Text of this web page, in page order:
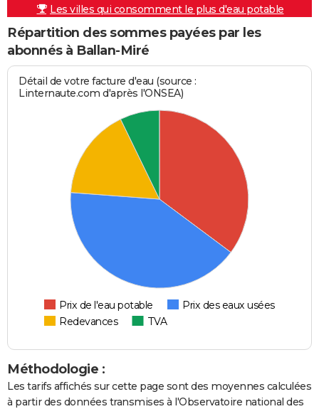
Les villes qui consomment le plus d'eau potable
Répartition des sommes payées par les
abonnés à Ballan-Miré
Détail de votre facture d'eau (source :
Linternaute.com d'après l'ONSEA)
Prix de l'eau potable
Prix des eaux usées
Redevances
TVA
Méthodologie :
Les tarifs affichés sur cette page sont des moyennes calculées
à partir des données transmises à l'Observatoire national des